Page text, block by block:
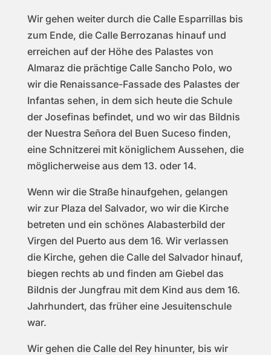
Wir gehen weiter durch die Calle Esparrillas bis
zum Ende, die Calle Berrozanas hinauf und
erreichen auf der Höhe des Palastes von
Almaraz die prächtige Calle Sancho Polo, wo
wir die Renaissance-Fassade des Palastes der
Infantas sehen, in dem sich heute die Schule
der Josefinas befindet, und wo wir das Bildnis
der Nuestra Señora del Buen Suceso finden,
eine Schnitzerei mit königlichem Aussehen, die
möglicherweise aus dem 13. oder 14.
Wenn wir die Straße hinaufgehen, gelangen
wir zur Plaza del Salvador, wo wir die Kirche
betreten und ein schönes Alabasterbild der
Virgen del Puerto aus dem 16. Wir verlassen
die Kirche, gehen die Calle del Salvador hinauf,
biegen rechts ab und finden am Giebel das
Bildnis der Jungfrau mit dem Kind aus dem 16.
Jahrhundert, das früher eine Jesuitenschule
war.
Wir gehen die Calle del Rey hinunter, bis wir